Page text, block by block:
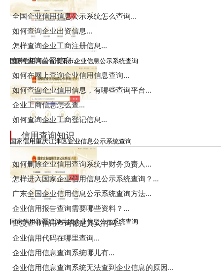
国家信用河南省濮阳市企业信息公示系统查询
国家信用重庆江津区企业信息公示系统查询
国家信用新疆建设兵团企业信息公示系统查询
全国企业信用信息公示系统怎么查询...
如何查询企业出资信息...
怎样查询企业工商注册信息...
如何查询公司信息...
如何在网上查询企业信用信息查询...
如何查询企业信用信息，有哪些查询平台...
企业工商信息怎么查...
如何查询企业工商登记信息...
信用查询知识
如何删除企业信用查询系统中财务负责人...
怎样进入国家企业信用信息公示系统查询？...
广东全国企业信用信息公示系统查询方法...
企业信用报告查询需要哪些资料？...
百度企业信用查询都是真实的吗...
企业信用代码在哪里查询...
企业信用信息查询系统哪儿有...
企业信用信息查询系统无法查到企业信息的原因...